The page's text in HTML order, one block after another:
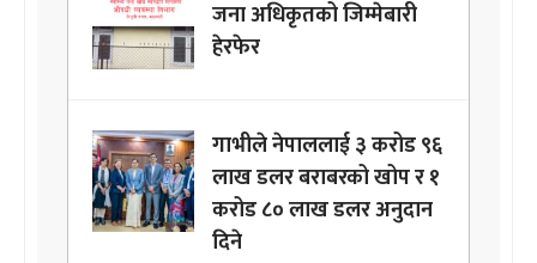
जना अधिकृतको जिम्मेबारी
हेरफेर
गाभीले नेपाललाई ३ करोड ९६
लाख डलर बराबरको खोप र १
करोड ८० लाख डलर अनुदान
दिने